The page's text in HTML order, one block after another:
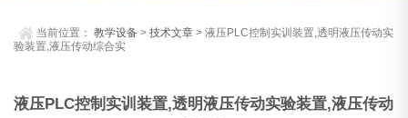
当前位置：教学设备 >技术文章 > 液压PLC控制实训装置,透明液压传动实
验装置,液压传动综合实
液压PLC控制实训装置,透明液压传动实验装置,液压传动